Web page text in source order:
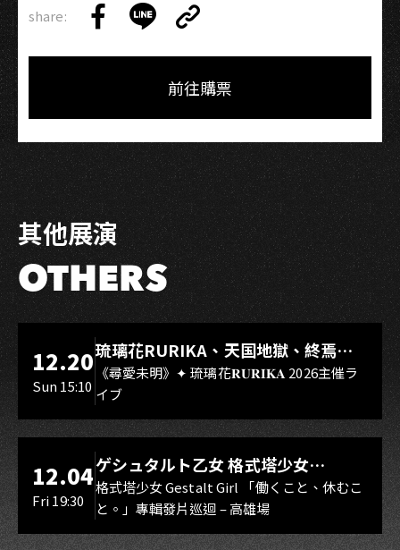
share:
on
on
Link
Copy
前往購票
其他展演
OTHERS
LIVE WAREHOUSE 小庫
12.20
Sun 15:10
琉璃花RURIKA、天国地獄、終焉
Rebirth、DUALIA、無我夢中、花奏
スマイル（O.A.）
《尋愛未明》✦ 琉璃花𝐑𝐔𝐑𝐈𝐊𝐀 2026主催ラ
イブ
LIVE WAREHOUSE 小庫
12.04
Fri 19:30
ゲシュタルト乙女 格式塔少女
Gestalt Girl
格式塔少女 Gestalt Girl 「働くこと、休むこ
と。」專輯發片巡迴 – 高雄場